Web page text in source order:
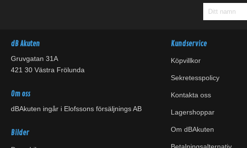
dB Akuten
Gruvgatan 31A
421 30 Västra Frölunda
Om oss
dBAkuten ingår i Elofssons försäljnings AB
Bilder
Kundservice
Köpvillkor
Sekretesspolicy
Kontakta oss
Lagershoppar
Om dBAkuten
Betalningsalternativ